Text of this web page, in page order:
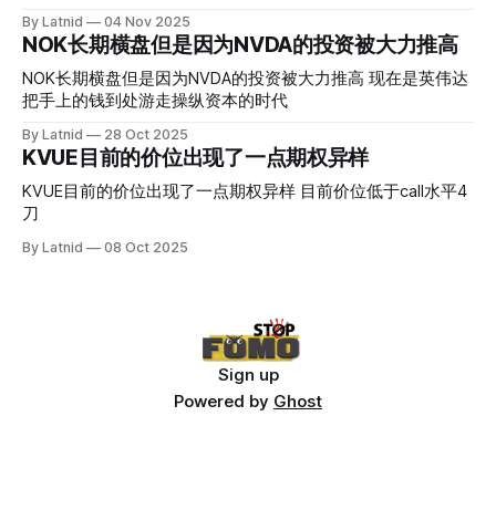
By Latnid 04 Nov 2025
NOK长期横盘但是因为NVDA的投资被大力推高
NOK长期横盘但是因为NVDA的投资被大力推高 现在是英伟达
把手上的钱到处游走操纵资本的时代
By Latnid 28 Oct 2025
KVUE目前的价位出现了一点期权异样
KVUE目前的价位出现了一点期权异样 目前价位低于call水平4
刀
By Latnid 08 Oct 2025
Sign up
Powered by Ghost